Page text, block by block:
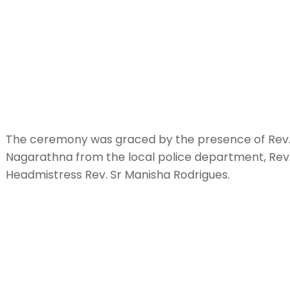
The ceremony was graced by the presence of
Nagarathna from the local police department, Rev.
Headmistress Rev. Sr Manisha Rodrigues.